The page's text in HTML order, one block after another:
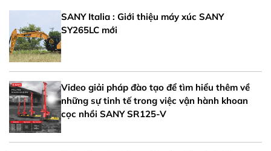
SANY Italia : Giới thiệu máy xúc SANY
SY265LC mới
Video giải pháp đào tạo để tìm hiểu thêm về
những sự tinh tế trong việc vận hành khoan
cọc nhồi SANY SR125-V